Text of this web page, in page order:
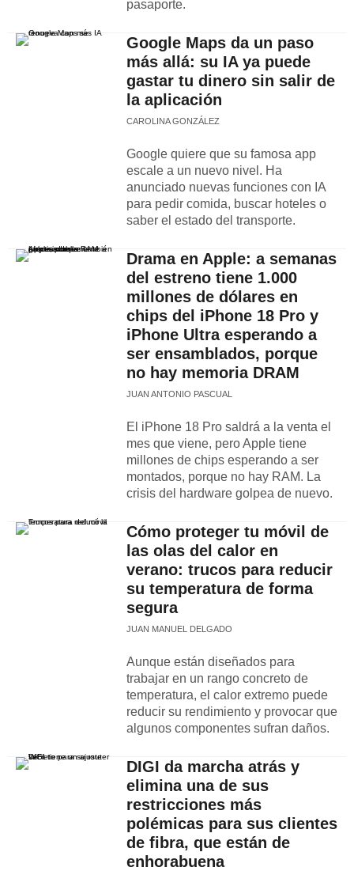
pasaporte.
Google Maps da un paso
más allá: su IA ya puede
gastar tu dinero sin salir de
la aplicación
CAROLINA GONZÁLEZ
Google quiere que su famosa app
escale a un nuevo nivel. Ha
anunciado nuevas funciones con IA
para pedir comida, buscar hoteles o
saber el estado del transporte.
Drama en Apple: a semanas
del estreno tiene 1.000
millones de dólares en
chips del iPhone 18 Pro y
iPhone Ultra esperando a
ser ensamblados, porque
no hay memoria DRAM
JUAN ANTONIO PASCUAL
El iPhone 18 Pro saldrá a la venta el
mes que viene, pero Apple tiene
millones de chips esperando a ser
montados, porque no hay RAM. La
crisis del hardware golpea de nuevo.
Cómo proteger tu móvil de
las olas del calor en
verano: trucos para reducir
su temperatura de forma
segura
JUAN MANUEL DELGADO
Aunque están diseñados para
trabajar en un rango concreto de
temperatura, el calor extremo puede
reducir su rendimiento y provocar que
algunos componentes sufran daños.
DIGI da marcha atrás y
elimina una de sus
restricciones más
polémicas para sus clientes
de fibra, que están de
enhorabuena